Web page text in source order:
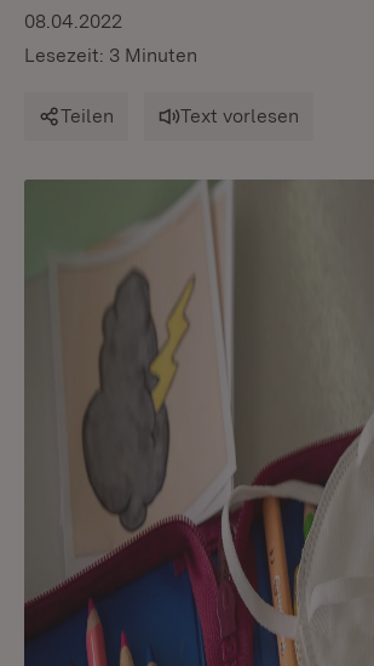
08.04.2022
Lesezeit: 3 Minuten
Teilen Text vorlesen